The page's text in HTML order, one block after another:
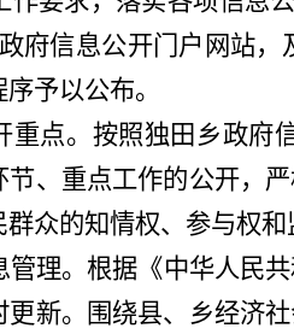
府信息公开门户网站
序予以公布。
重点。 按照独田 乡政府
节、重点工作的公开，
众的知情权、参与权和
管理。根据《中华人民
更新。围绕县、乡经济